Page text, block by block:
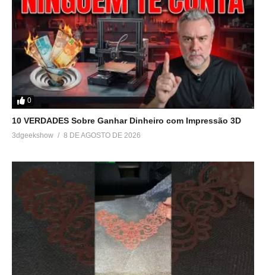
(Visited 122 times, 1 visits today)
Relacionado
Creality Halot X1: A
Impressora 3D Mais Facil
Que Ja Testei
Em "Sem categoria"
Análise IMPRESSORA 3D
CREALITY HALOT ONE –
Vale a pena?
Em "Reviews"
de resina Creality LD-002R
– Será que vale a pena?
25 de abril de 2020
Em "Reviews"
0
10 VERDADES Sobre Ganhar Dinheiro com Impressão 3D
3dgeekshow 8 DE AGOSTO DE 2026